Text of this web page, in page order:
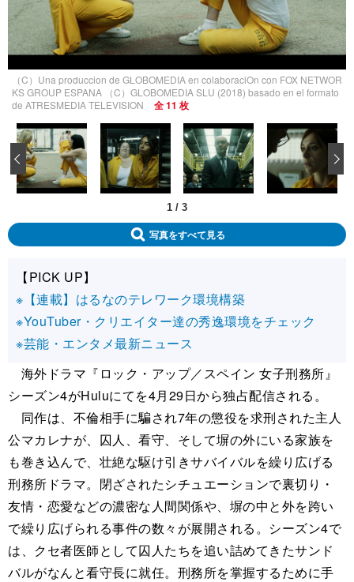
（C）Una produccion de GLOBOMEDIA en colaboraciOn con FOX NETWOR
KS GROUP ESPANA （C）GLOBOMEDIA SLU (2018) basado en el formato
de ATRESMEDIA TELEVISION
全 11 枚
1 / 3
‹
写真をすべて見る
【PICK UP】
※【連載】はるなのテレワーク環境構築
※YouTuber・クリエイター達の秀逸環境をチェック
※芸能・エンタメ最新ニュース
海外ドラマ『ロック・アップ／スペイン 女子刑務所』
シーズン4がHuluにてを4月29日から独占配信される。
同作は、不倫相手に騙され7年の懲役を求刑された主人
公マカレナが、囚人、看守、そして塀の外にいる家族を
も巻き込んで、壮絶な駆け引きサバイバルを繰り広げる
刑務所ドラマ。閉ざされたシチュエーションで裏切り・
友情・恋愛などの濃密な人間関係や、塀の中と外を跨い
で繰り広げられる事件の数々が展開される。シーズン4で
は、クセ者医師として囚人たちを追い詰めてきたサンド
バルがなんと看守長に就任。刑務所を掌握するために手